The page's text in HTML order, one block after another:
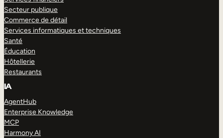
Secteur publique
Commerce de détail
Services informatiques et techniques
Santé
Éducation
Hôtellerie
Restaurants
IA
AgentHub
Enterprise Knowledge
MCP
Harmony AI